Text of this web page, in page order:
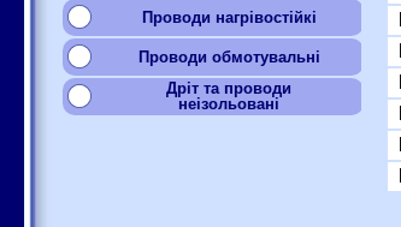
Проводи нагрівостійкі
Проводи обмотувальні
Дріт та проводи
неізольовані